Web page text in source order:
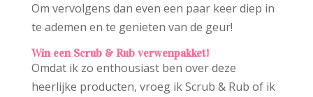
Om vervolgens dan even een paar keer diep in
te ademen en te genieten van de geur!
Win een Scrub & Rub verwenpakket!
Omdat ik zo enthousiast ben over deze
heerlijke producten, vroeg ik Scrub & Rub of ik